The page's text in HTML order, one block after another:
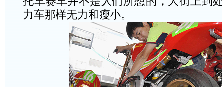
力车那样无力和瘦小。